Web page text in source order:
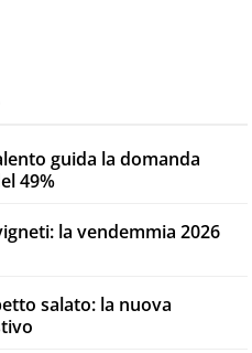
guida la domanda
49%
la vendemmia 2026
salato: la nuova